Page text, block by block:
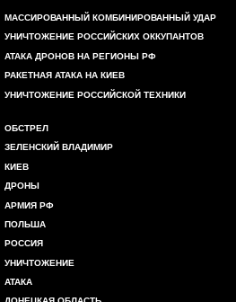
МАССИРОВАННЫЙ КОМБИНИРОВАННЫЙ УДАР
УНИЧТОЖЕНИЕ РОССИЙСКИХ ОККУПАНТОВ
АТАКА ДРОНОВ НА РЕГИОНЫ РФ
РАКЕТНАЯ АТАКА НА КИЕВ
УНИЧТОЖЕНИЕ РОССИЙСКОЙ ТЕХНИКИ
ОБСТРЕЛ
ЗЕЛЕНСКИЙ ВЛАДИМИР
КИЕВ
ДРОНЫ
АРМИЯ РФ
ПОЛЬША
РОССИЯ
УНИЧТОЖЕНИЕ
АТАКА